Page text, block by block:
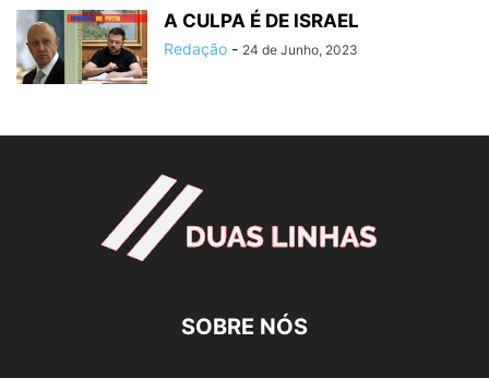
A CULPA É DE ISRAEL
Redação - 24 de Junho, 2023
SOBRE NÓS